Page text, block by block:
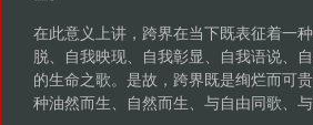
在此意义上讲，跨界在当下既表征着一
脱、自我映现、自我彰显、自我语说、
的生命之歌。是故，跨界既是绚烂而可
种油然而生、自然而生、与自由同歌、